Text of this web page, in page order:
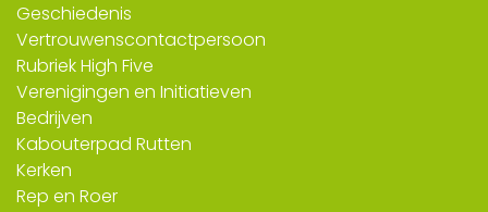
Geschiedenis
Vertrouwenscontactpersoon
Rubriek High Five
Verenigingen en Initiatieven
Bedrijven
Kabouterpad Rutten
Kerken
Rep en Roer